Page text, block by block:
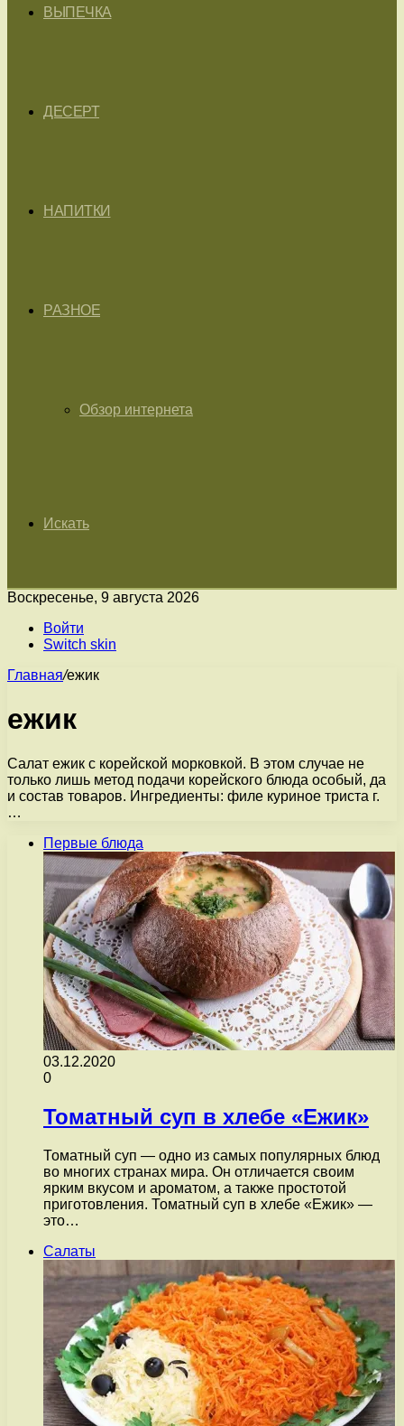
ВЫПЕЧКА
ДЕСЕРТ
НАПИТКИ
РАЗНОЕ
Обзор интернета
Искать
Воскресенье, 9 августа 2026
Войти
Switch skin
Главная/ежик
ежик
Салат ежик с корейской морковкой. В этом случае не
только лишь метод подачи корейского блюда особый, да
и состав товаров. Ингредиенты: филе куриное триста г.
…
Первые блюда
03.12.2020
0
Томатный суп в хлебе «Ежик»
Томатный суп — одно из самых популярных блюд
во многих странах мира. Он отличается своим
ярким вкусом и ароматом, а также простотой
приготовления. Томатный суп в хлебе «Ежик» —
это…
Салаты